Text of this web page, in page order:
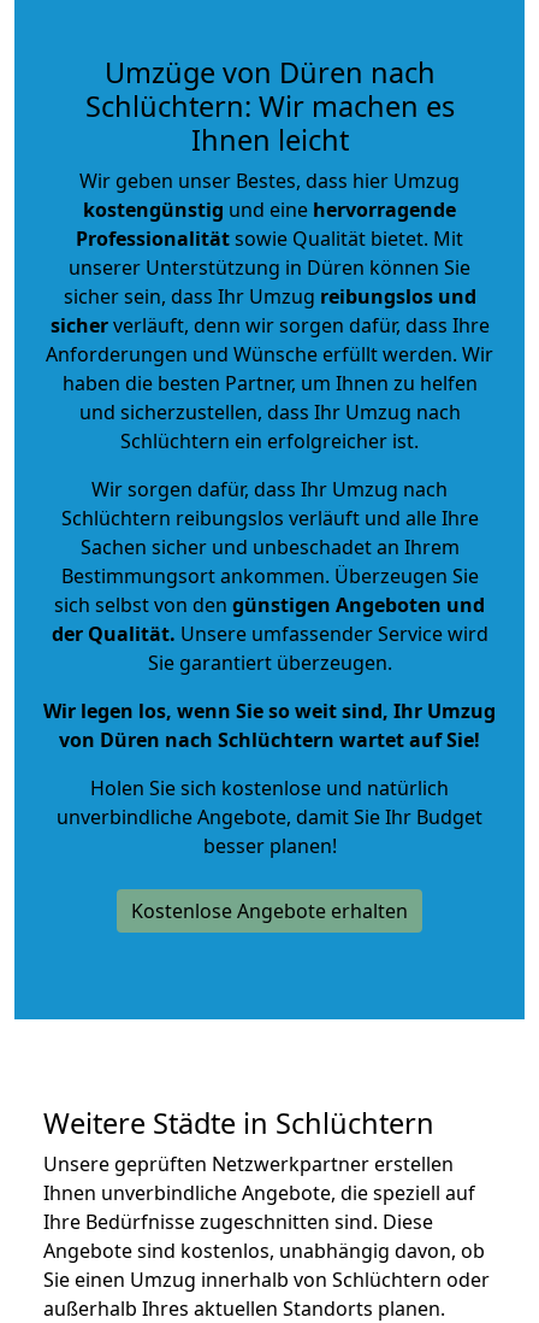
Umzüge von Düren nach
Schlüchtern: Wir machen es
Ihnen leicht
Wir geben unser Bestes, dass hier Umzug
kostengünstig und eine hervorragende
Professionalitätsowie Qualität bietet. Mit
unserer Unterstützung in Düren können Sie
sicher sein, dass Ihr Umzug reibungslos und
sicherverläuft, denn wir sorgen dafür, dass Ihre
Anforderungen und Wünsche erfüllt werden. Wir
haben die besten Partner, um Ihnen zu helfen
und sicherzustellen, dass Ihr Umzug nach
Schlüchtern ein erfolgreicher ist.
Wir sorgen dafür, dass Ihr Umzug nach
Schlüchtern reibungslos verläuft und alle Ihre
Sachen sicher und unbeschadet an Ihrem
Bestimmungsort ankommen. Überzeugen Sie
sich selbst von den günstigen Angeboten und
der Qualität. Unsere umfassender Service wird
Sie garantiert überzeugen.
Wir legen los, wenn Sie so weit sind, Ihr Umzug
von Düren nach Schlüchtern wartet auf Sie!
Holen Sie sich kostenlose und natürlich
unverbindliche Angebote, damit Sie Ihr Budget
besser planen!
Kostenlose Angebote erhalten
Weitere Städte in Schlüchtern
Unsere geprüften Netzwerkpartner erstellen
Ihnen unverbindliche Angebote, die speziell auf
Ihre Bedürfnisse zugeschnitten sind. Diese
Angebote sind kostenlos, unabhängig davon, ob
Sie einen Umzug innerhalb von Schlüchtern oder
außerhalb Ihres aktuellen Standorts planen.